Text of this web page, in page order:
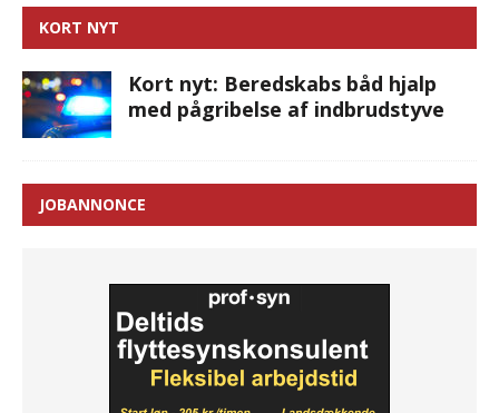
KORT NYT
Kort nyt: Beredskabs båd hjalp
med pågribelse af indbrudstyve
JOBANNONCE